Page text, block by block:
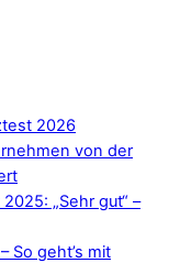
2026
von der
„Sehr gut“ –
So geht’s mit